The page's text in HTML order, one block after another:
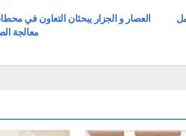
العصار و الجزار يبحثان التعاون في
معالجة